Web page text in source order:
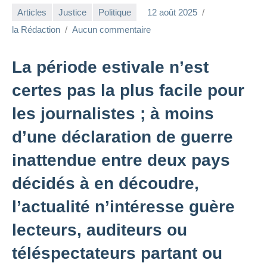
Articles Justice Politique
12 août 2025
la Rédaction
Aucun commentaire
La période estivale n’est
certes pas la plus facile pour
les journalistes ; à moins
d’une déclaration de guerre
inattendue entre deux pays
décidés à en découdre,
l’actualité n’intéresse guère
lecteurs, auditeurs ou
téléspectateurs partant ou